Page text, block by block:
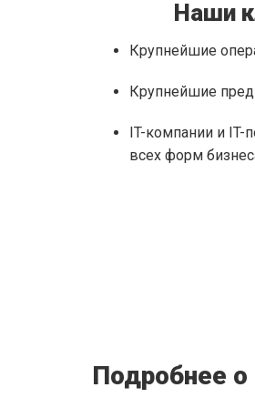
Наши
Крупнейшие
Крупнейшие
IT-компании и IT-
всех форм
Подробнее о